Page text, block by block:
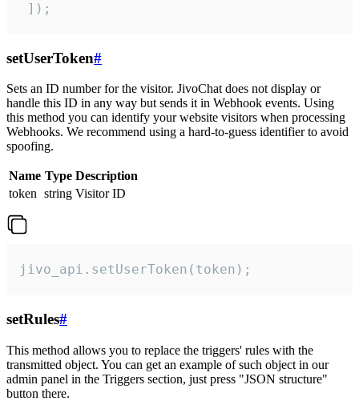
]);
setUserToken#
Sets an ID number for the visitor. JivoChat does not display or
handle this ID in any way but sends it in Webhook events. Using
this method you can identify your website visitors when processing
Webhooks. We recommend using a hard-to-guess identifier to avoid
spoofing.
Name Type Description
token string Visitor ID
jivo_api.setUserToken(token);
setRules#
This method allows you to replace the triggers' rules with the
transmitted object. You can get an example of such object in our
admin panel in the Triggers section, just press "JSON structure"
button there.